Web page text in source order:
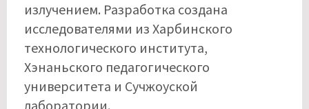
излучением. Разработка создана
исследователями из Харбинского
технологического института,
Хэнаньского педагогического
университета и Сучжоуской
лаборатории.